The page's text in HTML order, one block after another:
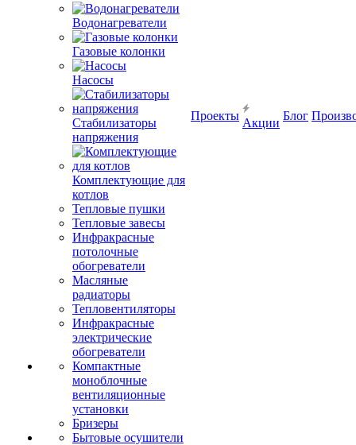
Водонагреватели
Газовые колонки
Насосы
Стабилизаторы
напряжения
Комплектующие для
котлов
Тепловые пушки
Тепловые завесы
Инфракрасные
потолочные
обогреватели
Масляные
радиаторы
Тепловентиляторы
Инфракрасные
электрические
обогреватели
Компактные
моноблочные
вентиляционные
установки
Бризеры
Бытовые осушители
Проекты
Акции
Блог